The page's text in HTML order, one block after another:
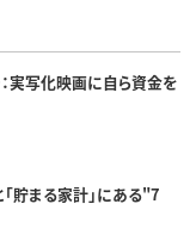
実写化映画に自ら資金を
「貯まる家計」にある"7